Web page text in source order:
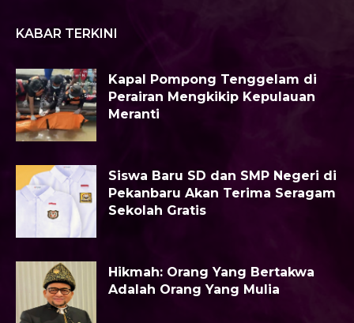
KABAR TERKINI
Kapal Pompong Tenggelam di
Perairan Mengkikip Kepulauan
Meranti
Siswa Baru SD dan SMP Negeri di
Pekanbaru Akan Terima Seragam
Sekolah Gratis
Hikmah: Orang Yang Bertakwa
Adalah Orang Yang Mulia